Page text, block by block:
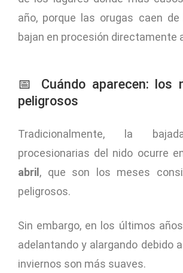
año, porque las orugas caen
bajan en procesión directamente
📅 Cuándo aparecen: los
peligrosos
Tradicionalmente, la
procesionarias del nido ocurre
abril, que son los meses
peligrosos.
Sin embargo, en los últimos
adelantando y alargando debido
inviernos son más suaves.